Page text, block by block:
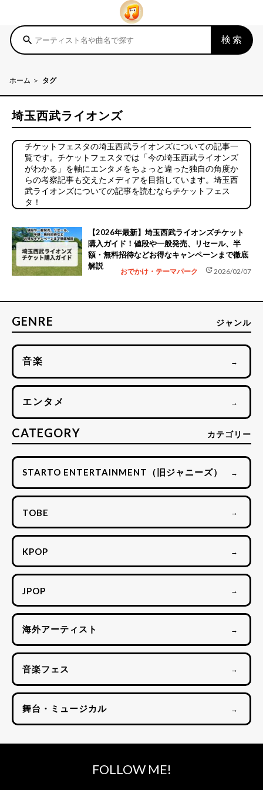
search 検索
ホーム タグ
埼玉西武ライオンズ
チケットフェスタの埼玉西武ライオンズについての記事一
覧です。チケットフェスタでは「今の埼玉西武ライオンズ
がわかる」を軸にエンタメをちょっと違った独自の角度か
らの考察記事も交えたメディアを目指しています。埼玉西
武ライオンズについての記事を読むならチケットフェス
タ！
【2026年最新】埼玉西武ライオンズチケット
購入ガイド！値段や一般発売、リセール、半
額・無料招待などお得なキャンペーンまで徹底
解説
おでかけ・テーマパーク update2026/02/07
GENRE ジャンル
音楽 →
エンタメ →
CATEGORY カテゴリー
STARTO ENTERTAINMENT（旧ジャニーズ） →
TOBE →
KPOP →
JPOP →
海外アーティスト →
音楽フェス →
舞台・ミュージカル →
FOLLOW ME!